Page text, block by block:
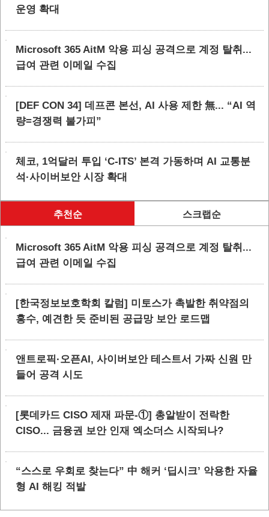
운영 확대
Microsoft 365 AitM 악용 피싱 공격으로 계정 탈취...
급여 관련 이메일 수집
[DEF CON 34] 데프콘 본선, AI 사용 제한 無... “AI 역
량=경쟁력 불가피”
체코, 1억달러 투입 ‘C-ITS’ 본격 가동하며 AI 교통분
석·사이버보안 시장 확대
추천순 스크랩순
Microsoft 365 AitM 악용 피싱 공격으로 계정 탈취...
급여 관련 이메일 수집
[한국정보보호학회 칼럼] 미토스가 촉발한 취약점의
홍수, 예견한 듯 준비된 공급망 보안 로드맵
앤트로픽·오픈AI, 사이버보안 테스트서 가짜 신원 만
들어 공격 시도
[롯데카드 CISO 제재 파문-①] 총알받이 전락한
CISO... 금융권 보안 인재 엑소더스 시작되나?
“스스로 우회로 찾는다” 中 해커 ‘딥시크’ 악용한 자율
형 AI 해킹 적발